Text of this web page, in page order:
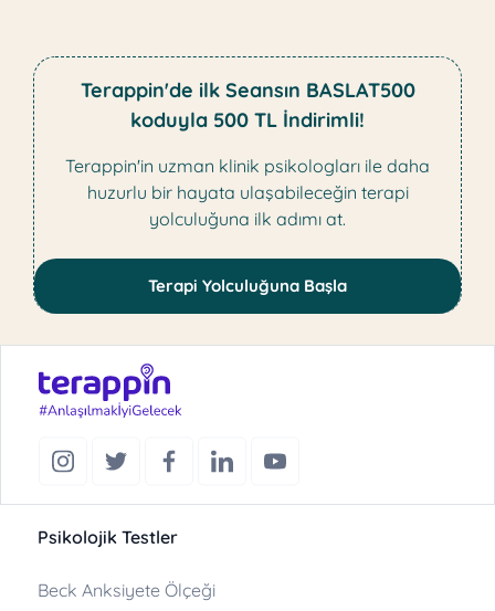
Terappin'de ilk Seansın BASLAT500
koduyla 500 TL İndirimli!
Terappin'in uzman klinik psikologları ile daha
huzurlu bir hayata ulaşabileceğin terapi
yolculuğuna ilk adımı at.
Terapi Yolculuğuna Başla
Psikolojik Testler
Beck Anksiyete Ölçeği